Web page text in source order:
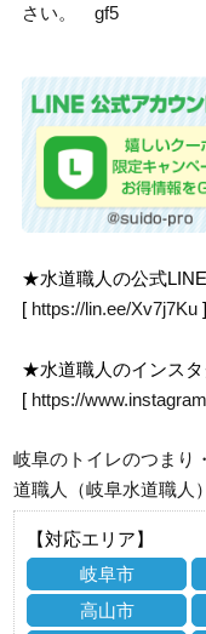
さい。 gf5
★水道職人の公式
[ https://lin.ee/Xv7j7Ku ]
★水道職人のインスタ
[ https://
岐阜のトイレのつまり
道職人（岐阜水道職人
【対応エリア】
岐阜市
高山市